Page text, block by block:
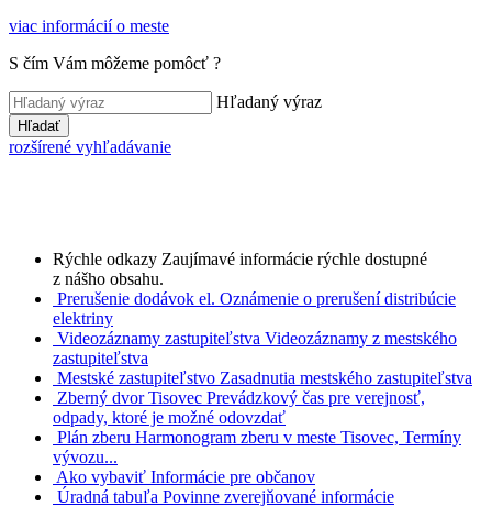
viac informácií o meste
S čím Vám môžeme pomôcť ?
Hľadaný výraz
Hľadať
rozšírené vyhľadávanie
Rýchle odkazy Zaujímavé informácie rýchle dostupné
z nášho obsahu.
Prerušenie dodávok el. Oznámenie o prerušení distribúcie
elektriny
Videozáznamy zastupiteľstva Videozáznamy z mestského
zastupiteľstva
Mestské zastupiteľstvo Zasadnutia mestského zastupiteľstva
Zberný dvor Tisovec Prevádzkový čas pre verejnosť,
odpady, ktoré je možné odovzdať
Plán zberu Harmonogram zberu v meste Tisovec, Termíny
vývozu...
Ako vybaviť Informácie pre občanov
Úradná tabuľa Povinne zverejňované informácie